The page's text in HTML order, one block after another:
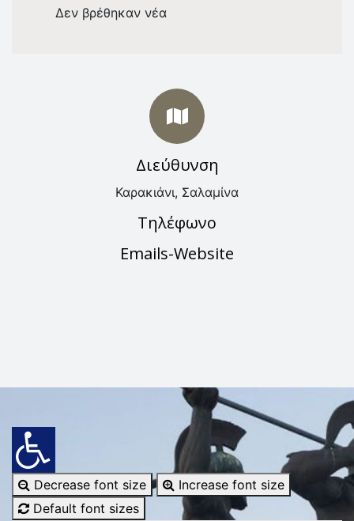
Δεν βρέθηκαν νέα
Διεύθυνση
Καρακιάνι, Σαλαμίνα
Τηλέφωνο
Emails-Website
Decrease font size
Increase font size
Default font sizes